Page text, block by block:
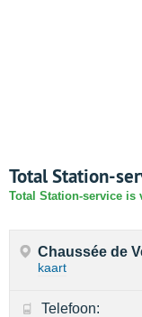
Total Station-
Total Station-service is
Chaussée de
kaart
Telefoon: